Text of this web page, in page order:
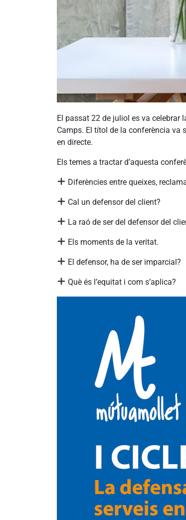
El passat 22 de juliol es va celebrar
Camps. El títol de la conferència va
en directe.
Els temes a tractar d’aquesta
Diferències entre queixes,
Cal un defensor del client?
La raó de ser del defensor del
Els moments de la veritat.
El defensor, ha de ser imparcial?
Què és l’equitat i com s’aplica?